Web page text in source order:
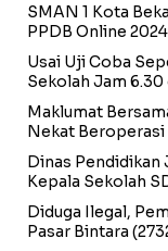
SMAN 1 Kota
PPDB Online 2024
Usai Uji Coba
Sekolah Jam
Maklumat
Nekat Beroperasi
Dinas Pendidikan
Kepala Sekolah
Diduga Ilegal,
Pasar Bintara